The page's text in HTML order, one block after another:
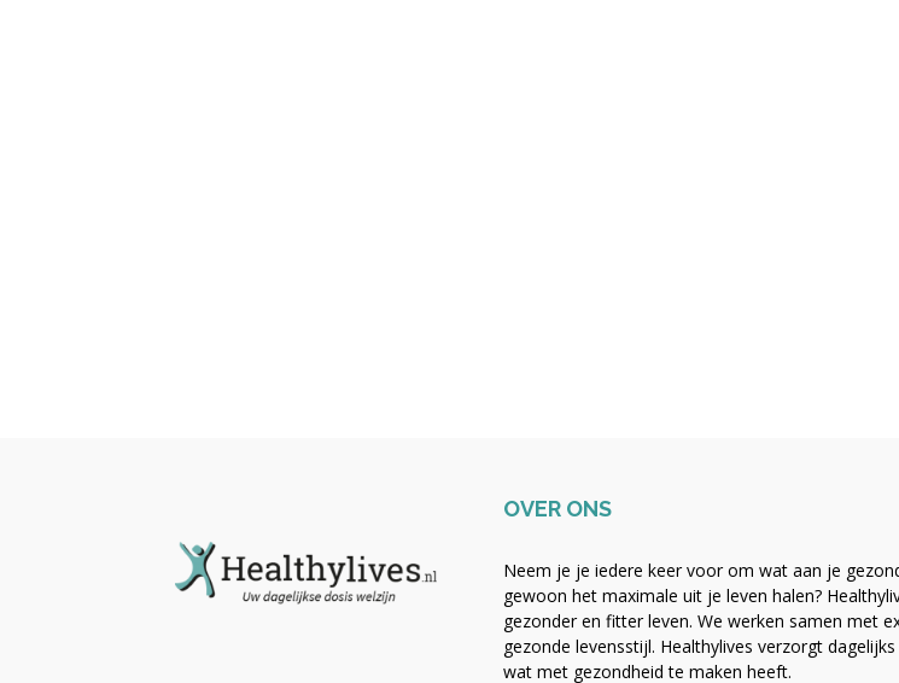
OVER ONS
Neem je je iedere keer voor om wat aan je
gewoon het maximale uit je leven halen?
gezonder en fitter leven. We werken samen met
gezonde levensstijl. Healthylives verzorgt
wat met gezondheid te maken heeft.